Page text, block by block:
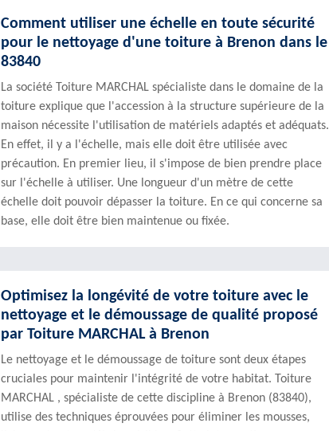
Comment utiliser une échelle en toute sécurité
pour le nettoyage d'une toiture à Brenon dans le
83840
La société Toiture MARCHAL spécialiste dans le domaine de la
toiture explique que l'accession à la structure supérieure de la
maison nécessite l'utilisation de matériels adaptés et adéquats.
En effet, il y a l'échelle, mais elle doit être utilisée avec
précaution. En premier lieu, il s'impose de bien prendre place
sur l'échelle à utiliser. Une longueur d'un mètre de cette
échelle doit pouvoir dépasser la toiture. En ce qui concerne sa
base, elle doit être bien maintenue ou fixée.
Optimisez la longévité de votre toiture avec le
nettoyage et le démoussage de qualité proposé
par Toiture MARCHAL à Brenon
Le nettoyage et le démoussage de toiture sont deux étapes
cruciales pour maintenir l'intégrité de votre habitat. Toiture
MARCHAL , spécialiste de cette discipline à Brenon (83840),
utilise des techniques éprouvées pour éliminer les mousses,